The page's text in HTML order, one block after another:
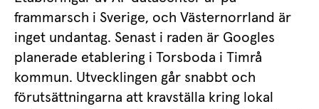
frammarsch i Sverige, och Västernorrland är
inget undantag. Senast i raden är Googles
planerade etablering i Torsboda i Timrå
kommun. Utvecklingen går snabbt och
förutsättningarna att kravställa kring lokal